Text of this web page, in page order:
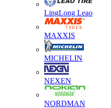
LingLong Leao
MAXXIS
MICHELIN
NEXEN
NORDMAN